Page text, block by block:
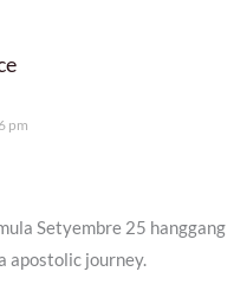
pm
Setyembre 25 hanggang
apostolic journey.